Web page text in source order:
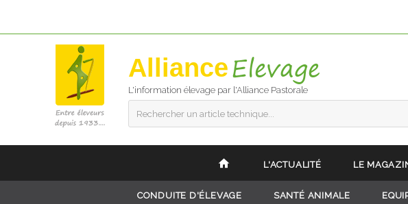
Alliance
L'information élevage par l'Alliance Pastorale
Rechercher un article technique...
L'ACTUALITÉ LE
CONDUITE D'ÉLEVAGE SANTÉ ANIMALE